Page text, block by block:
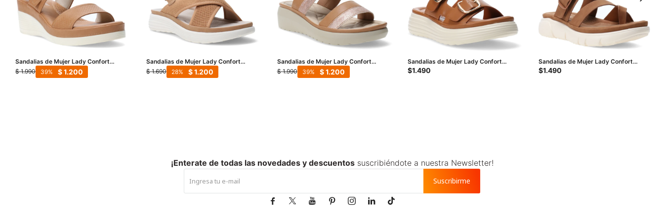
Sandalias de Mujer Lady Confort
BORGER con plataforma - Tan
$ 1.990 $1.200
39
Sandalias de Mujer Lady Confort
CHAPELLE con tiras cruzadas - Tan
$ 1.690 $1.200
28
Sandalias de Mujer Lady Confort
CONQUES con tira atrás - Tan
$ 1.990 $ 1.200
39
Sandalias de Mujer Lady Confort
MUKI - Tan
$1.490
Sandalias de Mujer Lady Confort
GUYMON descalza - Tan
$1.490
¡Enterate de todas las novedades y descuentossuscribiéndote a nuestra Newsletter!
Suscribirme
      